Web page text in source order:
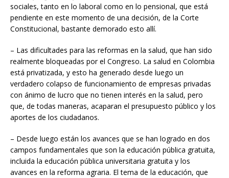
sociales, tanto en lo laboral como en lo pensional, que está
pendiente en este momento de una decisión, de la Corte
Constitucional, bastante demorado esto allí.
– Las dificultades para las reformas en la salud, que han sido
realmente bloqueadas por el Congreso. La salud en Colombia
está privatizada, y esto ha generado desde luego un
verdadero colapso de funcionamiento de empresas privadas
con ánimo de lucro que no tienen interés en la salud, pero
que, de todas maneras, acaparan el presupuesto público y los
aportes de los ciudadanos.
– Desde luego están los avances que se han logrado en dos
campos fundamentales que son la educación pública gratuita,
incluida la educación pública universitaria gratuita y los
avances en la reforma agraria. El tema de la educación, que